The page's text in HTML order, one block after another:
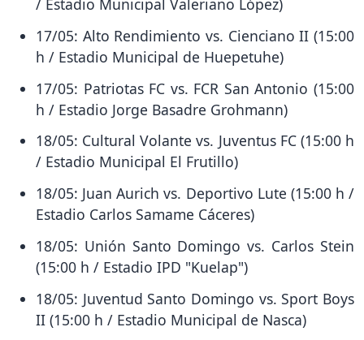
/ Estadio Municipal Valeriano López)
17/05: Alto Rendimiento vs. Cienciano II (15:00
h / Estadio Municipal de Huepetuhe)
17/05: Patriotas FC vs. FCR San Antonio (15:00
h / Estadio Jorge Basadre Grohmann)
18/05: Cultural Volante vs. Juventus FC (15:00 h
/ Estadio Municipal El Frutillo)
18/05: Juan Aurich vs. Deportivo Lute (15:00 h /
Estadio Carlos Samame Cáceres)
18/05: Unión Santo Domingo vs. Carlos Stein
(15:00 h / Estadio IPD "Kuelap")
18/05: Juventud Santo Domingo vs. Sport Boys
II (15:00 h / Estadio Municipal de Nasca)